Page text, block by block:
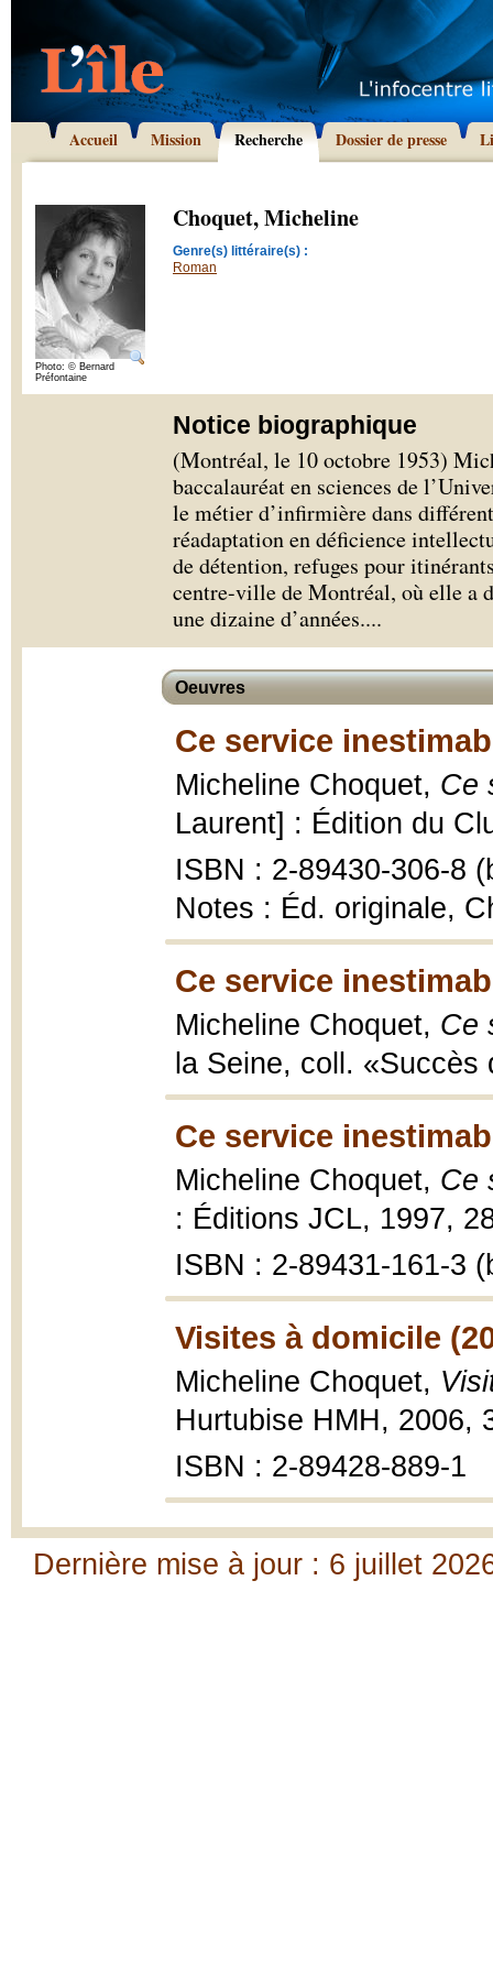
Accueil Mission Recherche Dossier de presse
Photo: © Bernard
Préfontaine
Choquet, Micheline
Genre(s) littéraire(s) :
Roman
Notice biographique
(Montréal, le 10 octobre 1953)
baccalauréat en sciences de
le métier d’infirmière dans
réadaptation en déficience
de détention, refuges pour
centre-ville de Montréal, où elle a
une dizaine d’années....
Oeuvres
Ce service
Micheline Choquet, Ce
Laurent] : Édition du
ISBN : 2-89430-306-8
Notes : Éd. originale,
Ce service
Micheline Choquet, Ce
la Seine, coll. «Succès
Ce service
Micheline Choquet, Ce
: Éditions JCL, 1997,
ISBN : 2-89431-161-3
Visites à domicile
Micheline Choquet,
Hurtubise HMH, 2006,
ISBN : 2-89428-889-1
Dernière mise à jour : 6 juillet